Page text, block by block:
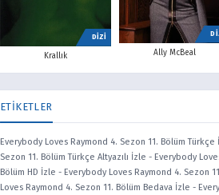
DİZİ
Krallık Ally McBeal
ETİKETLER
Everybody Loves Raymond 4. Sezon 11. Bölüm Türkçe
Sezon 11. Bölüm Türkçe Altyazılı İzle - Everybody
Bölüm HD İzle - Everybody Loves Raymond 4. Sezon
Loves Raymond 4. Sezon 11. Bölüm Bedava İzle -